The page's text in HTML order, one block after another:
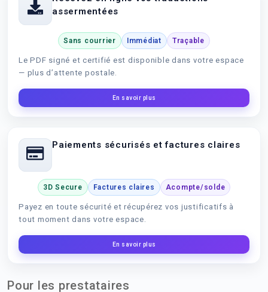
assermentées
Sans courrier Immédiat Traçable
Le PDF signé et certifié est disponible dans votre espace
— plus d’attente postale.
En savoir plus
Paiements sécurisés et factures claires
3D Secure Factures claires Acompte/solde
Payez en toute sécurité et récupérez vos justificatifs à
tout moment dans votre espace.
En savoir plus
Pour les prestataires